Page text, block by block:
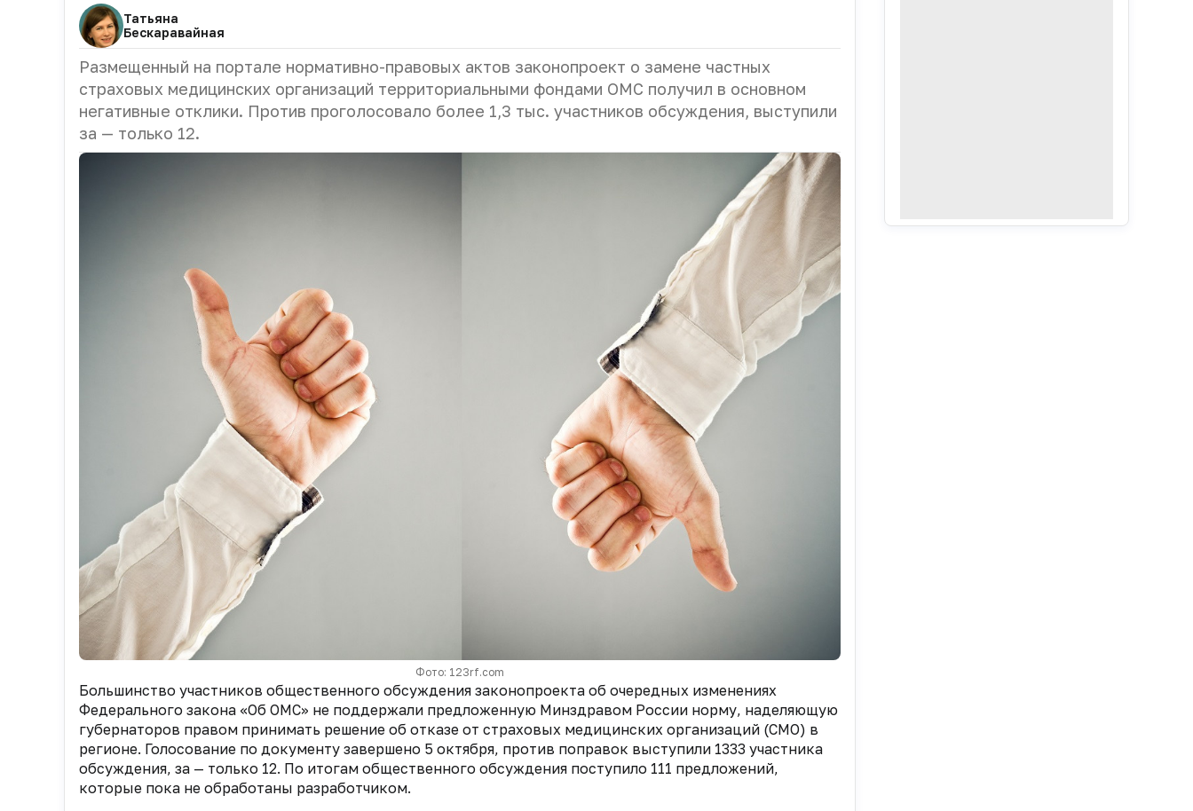
Татьяна
Бескаравайная
Размещенный на портале нормативно-правовых актов законопроект о замене частных
страховых медицинских организаций территориальными фондами ОМС получил в основном
негативные отклики. Против проголосовало более 1,3 тыс. участников обсуждения, выступили
за — только 12.
Фото: 123rf.com
Большинство участников общественного обсуждения законопроекта об очередных изменениях
Федерального закона «Об ОМС» не поддержали предложенную Минздравом России норму, наделяющую
губернаторов правом принимать решение об отказе от страховых медицинских организаций (СМО) в
регионе. Голосование по документу завершено 5 октября, против поправок выступили 1333 участника
обсуждения, за — только 12. По итогам общественного обсуждения поступило 111 предложений,
которые пока не обработаны разработчиком.